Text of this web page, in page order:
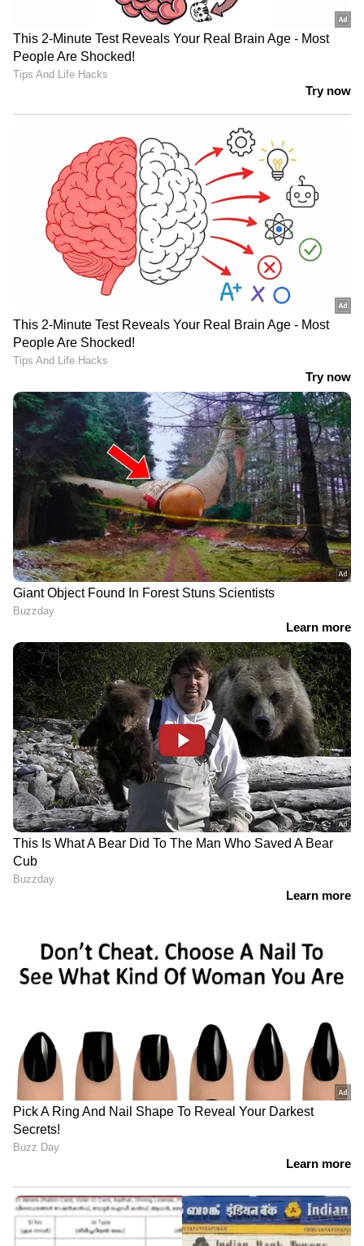
വി ശിവൻകുട്ടിയുടെ പിന്മാറ്റം പരാജയ
ഭീതി മൂലമെന്ന് വിൻസെന്‍റ് എംഎൽഎ
മത്സരിക്കാൻ ഭയന്ന് എൽഡിഎഫ് നേതാക്കള്‍
ഒരോരുത്തരായി പിൻവാങ്ങുന്നതിന്‍റെ
സൂചനയാണ് ശിവൻകുട്ടിയുടെ
പ്രസ്താവനയെന്ന് കോവളം എംഎൽഎ
വിൻസെന്‍റ്. തദ്ദേശ തെരഞ്ഞെടുപ്പിലെ കനത്ത
പരാജയമാണ് ഈ പരാജയഭീതിയുടെ
കാരണമെന്നും ശിവൻകുട്ടിക്ക് പിന്നാലെ പലരും
ഈ തീരുമാനത്തിലേക്ക് വരുമെന്നും വിൻസെന്‍റ്
എംഎൽഎ പറഞ്ഞു.